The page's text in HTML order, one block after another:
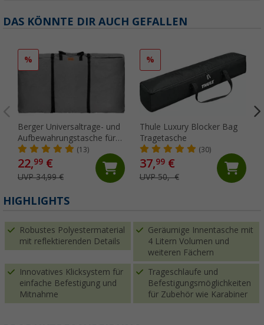
DAS KÖNNTE DIR AUCH GEFALLEN
%
Berger Universaltrage- und
Aufbewahrungstasche für
vier Stühle
(13)
22,99 €
UVP 34,99 €
%
Thule Luxury Blocker Bag
Tragetasche
(30)
37,99€
UVP 50,- €
HIGHLIGHTS
Robustes Polyestermaterial
mit reflektierenden Details
Geräumige Innentasche mit
4 Litern Volumen und
weiteren Fächern
Innovatives Klicksystem für
einfache Befestigung und
Mitnahme
Trageschlaufe und
Befestigungsmöglichkeiten
für Zubehör wie Karabiner